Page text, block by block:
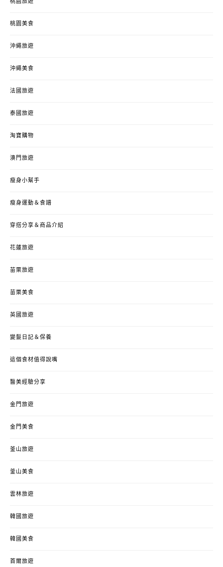
桃園旅遊
桃園美食
沖繩旅遊
沖繩美食
法國旅遊
泰國旅遊
淘寶購物
澳門旅遊
瘦身小幫手
瘦身運動＆食譜
穿搭分享＆商品介紹
花蓮旅遊
苗栗旅遊
苗栗美食
英國旅遊
變髮日記＆保養
這個食材值得說嘴
醫美經驗分享
金門旅遊
金門美食
釜山旅遊
釜山美食
雲林旅遊
韓國旅遊
韓國美食
首爾旅遊